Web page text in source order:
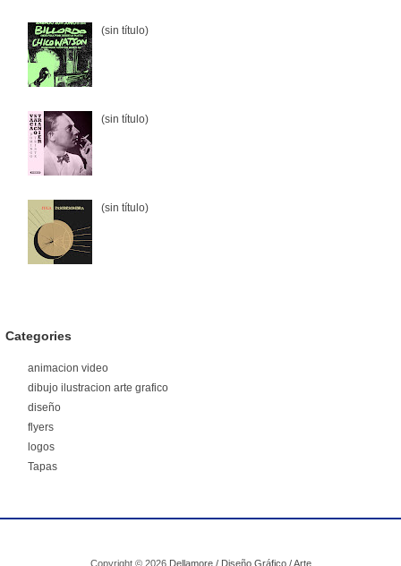
(sin título)
(sin título)
(sin título)
Categories
animacion video
dibujo ilustracion arte grafico
diseño
flyers
logos
Tapas
Copyright © 2026 Dellamore / Diseño Gráfico / Arte